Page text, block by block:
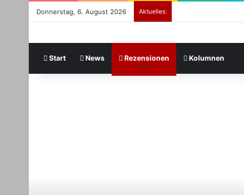
Donnerstag, 6. August 2026 Aktuelles:
Start News Rezensionen Kolumnen